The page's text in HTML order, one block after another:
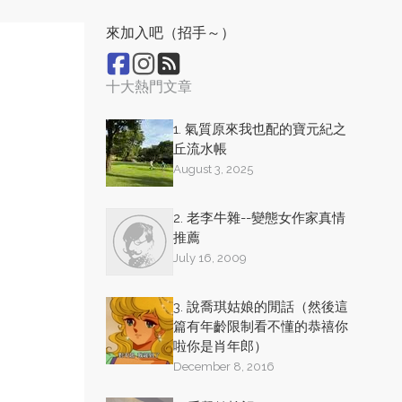
來加入吧（招手～）
十大熱門文章
1. 氣質原來我也配的寶元紀之
丘流水帳
August 3, 2025
2. 老李牛雜--變態女作家真情
推薦
July 16, 2009
3. 說喬琪姑娘的閒話（然後這
篇有年齡限制看不懂的恭禧你
啦你是肖年郎）
December 8, 2016